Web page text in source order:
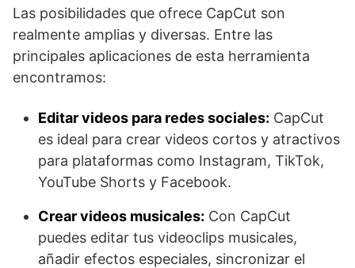
Las posibilidades que ofrece CapCut son
realmente amplias y diversas. Entre las
principales aplicaciones de esta herramienta
encontramos:
Editar videos para redes sociales: CapCut
es ideal para crear videos cortos y atractivos
para plataformas como Instagram, TikTok,
YouTube Shorts y Facebook.
Crear videos musicales: Con CapCut
puedes editar tus videoclips musicales,
añadir efectos especiales, sincronizar el